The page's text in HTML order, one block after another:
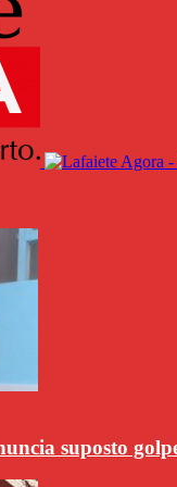
suposto